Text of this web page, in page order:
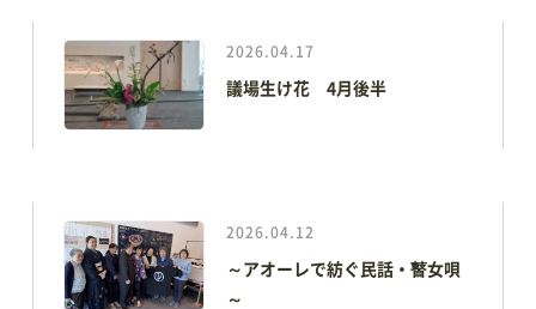
2026.04.17
議場生け花 4月後半
2026.04.12
～アオーレで紡ぐ民話・瞽女唄
～